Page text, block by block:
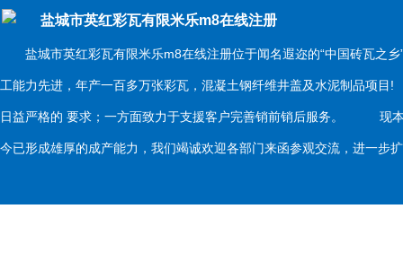
盐城市英红彩瓦有限米乐m8在线注册
盐城市英红彩瓦有限米乐m8在线注册位于闻名遐迩的“中国砖瓦之乡
工能力先进，年产一百多万张彩瓦，混凝土钢纤维井盖及水泥制品项
日益严格的 要求；一方面致力于支援客户完善销前销后服务。 现本
今已形成雄厚的成产能力，我们竭诚欢迎各部门来函参观交流，进一